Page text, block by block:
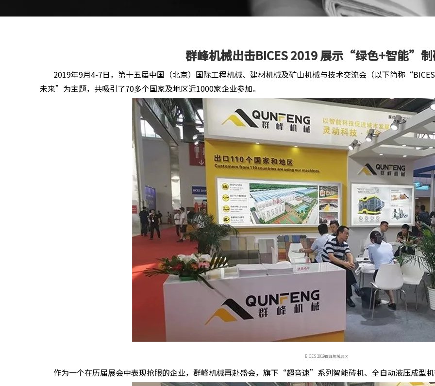
群峰机械出击BICES 2019 展示“绿色+智能”
2019年9月4-7日，第十五届中国（北京）国际工程机械、建材机械及矿山机械与技术交流会（以下简称
未来”为主题，共吸引了70多个国家及地区近1000家企业参加。
BICES 2019群峰机械展区
作为一个在历届展会中表现抢眼的企业，群峰机械再赴盛会，旗下“超音速”系列智能砖机、全自动液压成型机